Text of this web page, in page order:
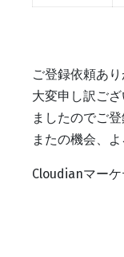
ご登録依頼あり
大変申し訳ご
ましたのでご
またの機会、
Cloudianマー